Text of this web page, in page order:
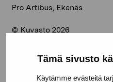
Tämä sivusto
Käytämme evästeitä
Pro Artibus, Ekenäs
© Kuvasto 2026